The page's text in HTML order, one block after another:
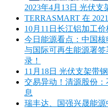
2023年4月13日 光伏
TERRASMART 在
10月11日长江铝加工
今日能源看点：中国
与国际可再生能源署
录！
11月18日 光伏支架带
交易异动！清源股份
息
瑞丰达、国强兴晟能